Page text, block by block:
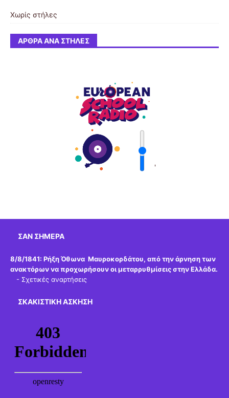
Χωρίς στήλες
ΆΡΘΡΑ ΑΝΆ ΣΤΉΛΕΣ
'
ΣΑΝ ΣΉΜΕΡΑ
8/8/1841: Ρήξη Όθωνα  Μαυροκορδάτου, από την άρνηση των
ανακτόρων να προχωρήσουν οι μεταρρυθμίσεις στην Ελλάδα.
- Σχετικές αναρτήσεις
ΣΚΑΚΙΣΤΙΚΉ ΆΣΚΗΣΗ